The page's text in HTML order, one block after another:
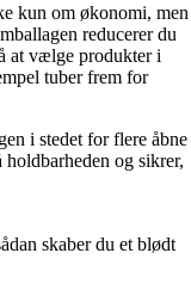
kun om økonomi, men
reducerer du
at vælge produkter i
tuber frem for
i stedet for flere åbne
og sikrer,
skaber du et blødt